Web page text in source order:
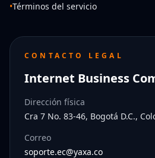
•Términos del servicio
CONTACTO LEGAL
Internet Business
Dirección física
Cra 7 No. 83-46, Bogotá D.C.,
Correo
soporte.ec@yaxa.co